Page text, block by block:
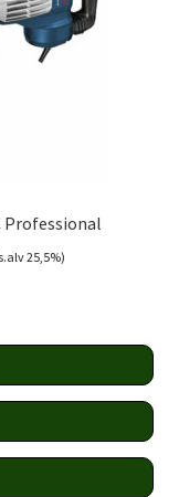
Professional
25,5%)